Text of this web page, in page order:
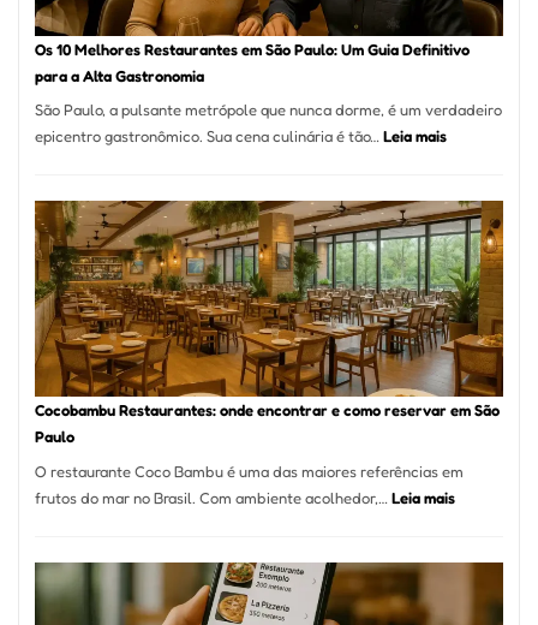
forno
à
Vila
da
Os 10 Melhores Restaurantes em São Paulo: Um Guia Definitivo
para a Alta Gastronomia
São Paulo, a pulsante metrópole que nunca dorme, é um verdadeiro
epicentro gastronômico. Sua cena culinária é tão… Leia mais:
Melhores
Restaurantes
em
São
Paulo:
Um
Guia
Definitivo
Alta
Gastronomia
Cocobambu Restaurantes: onde encontrar e como reservar em São
Paulo
O restaurante Coco Bambu é uma das maiores referências em
frutos do mar no Brasil. Com ambiente acolhedor,… Leia mais:
encontrar